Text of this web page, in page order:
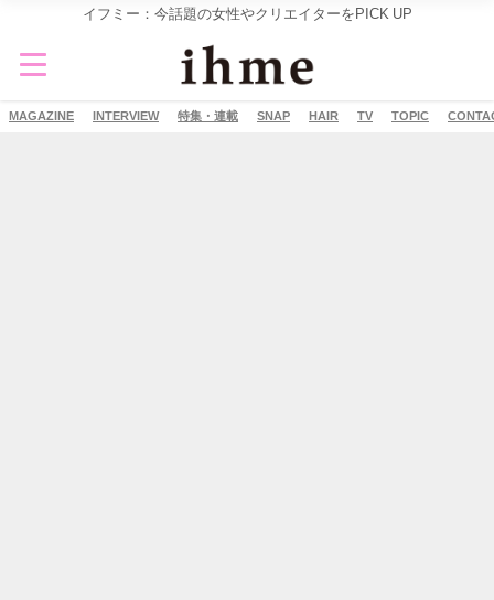
イフミー：今話題の女性やクリエイターをPICK UP
MAGAZINE INTERVIEW 特集・連載 SNAP HAIR TV TOPIC